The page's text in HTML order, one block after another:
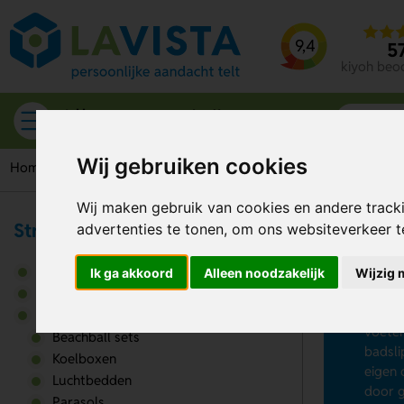
Wij gebruiken cookies
Wij maken gebruik van cookies en andere
advertenties te tonen, om ons websiteverkeer
Ik ga akkoord Alleen noodzakelijk Wijzig
9,4
kiyoh
Alle categorieën
Home Strandartikelen Slippers Badslippers
eigen
door
Strandartikelen
Gereedschappen & tools
Outdoor artikelen
Beachball sets
Koelboxen
Luchtbedden